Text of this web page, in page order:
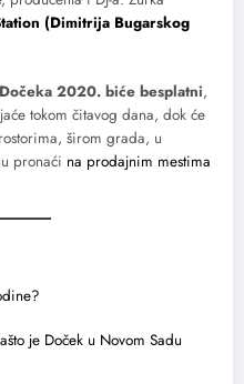
(Dimitrija Bugarskog
Dočeka 2020. biće besplatni,
tokom čitavog dana, dok će
širom grada, u
pronaći na prodajnim mestima
je Doček u Novom Sadu